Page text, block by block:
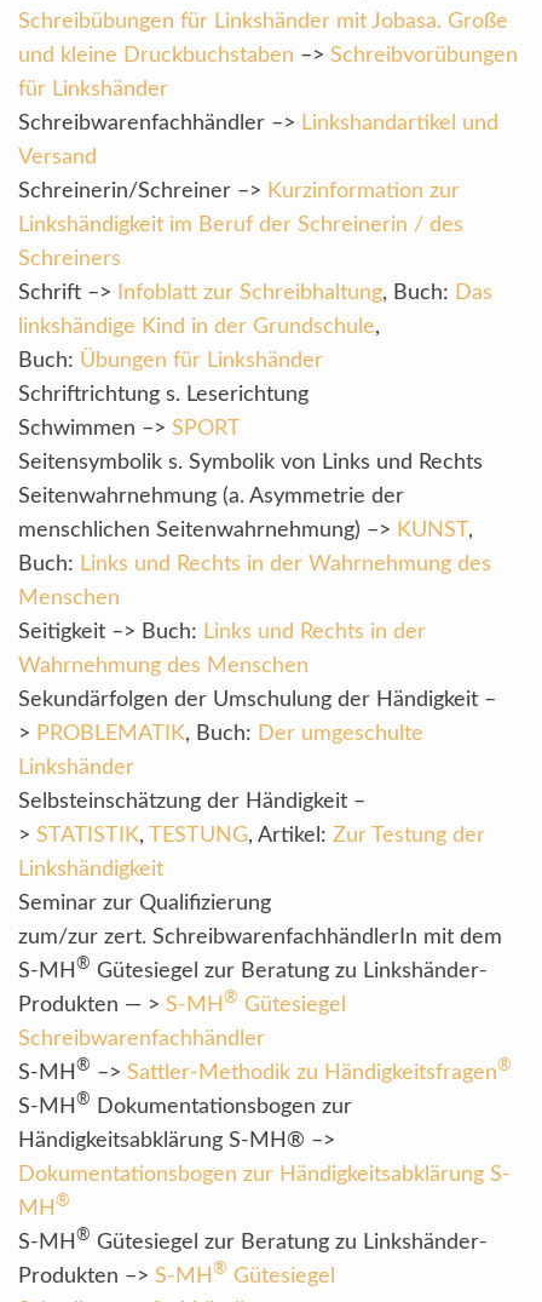
Schreibübungen für Linkshänder mit Jobasa. Große
und kleine Druckbuchstaben –> Schreibvorübungen
für Linkshänder
Schreibwarenfachhändler –> Linkshandartikel und
Versand
Schreinerin/Schreiner –> Kurzinformation zur
Linkshändigkeit im Beruf der Schreinerin / des
Schreiners
Schrift –>
Infoblatt zur Schreibhaltung, Buch: Das
linkshändige Kind in der Grundschule,
Buch: Übungen für Linkshänder
Schriftrichtung s. Leserichtung
Schwimmen –> SPORT
Seitensymbolik s. Symbolik von Links und Rechts
Seitenwahrnehmung (a. Asymmetrie der
menschlichen Seitenwahrnehmung) –> KUNST,
Buch: Links und Rechts in der Wahrnehmung des
Menschen
Seitigkeit –> Buch: Links und Rechts in der
Wahrnehmung des Menschen
Sekundärfolgen der Umschulung der Händigkeit –
> PROBLEMATIK, Buch: Der umgeschulte
Linkshänder
Selbsteinschätzung der Händigkeit –
> STATISTIK, TESTUNG, Artikel: Zur Testung der
Linkshändigkeit
Seminar zur Qualifizierung
zum/zur zert. SchreibwarenfachhändlerIn mit dem
S-MH ® Gütesiegel zur Beratung zu Linkshänder-
Produkten — > S-MH ® Gütesiegel
Schreibwarenfachhändler
S-MH ® –> Sattler-Methodik zu Händigkeitsfragen®
S-MH ®
Dokumentationsbogen zur
Händigkeitsabklärung S-MH® –>
Dokumentationsbogen zur Händigkeitsabklärung S-
MH ®
S-MH ® Gütesiegel zur Beratung zu Linkshänder-
Produkten –> S-MH ® Gütesiegel